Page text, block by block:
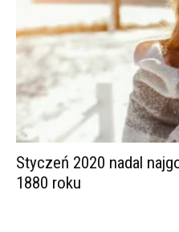
Styczeń 2020 nadal
1880 roku